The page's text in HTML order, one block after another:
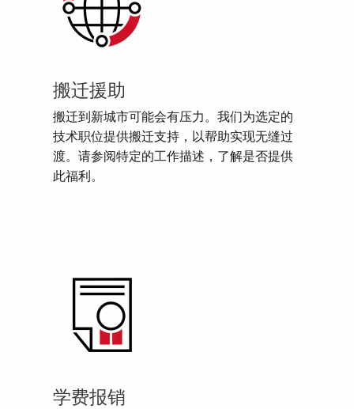
搬迁援助
搬迁到新城市可能会有压力。我们为选定的
技术职位提供搬迁支持，以帮助实现无缝过
渡。请参阅特定的工作描述，了解是否提供
此福利。
学费报销